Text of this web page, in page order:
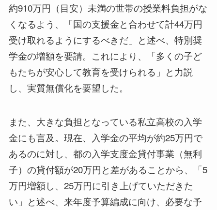
約910万円（目安）未満の世帯の授業料負担がな
くなるよう、「国の支援金と合わせて計44万円
受け取れるようにするべきだ」と述べ、特別奨
学金の増額を要請。これにより、「多くの子ど
もたちが安心して教育を受けられる」と力説
し、実質無償化を要望した。
また、大きな負担となっている私立高校の入学
金にも言及。現在、入学金の平均が約25万円で
あるのに対し、都の入学支度金貸付事業（無利
子）の貸付額が20万円と差があることから、「5
万円増額し、25万円に引き上げていただきた
い」と述べ、来年度予算編成に向け、必要な予